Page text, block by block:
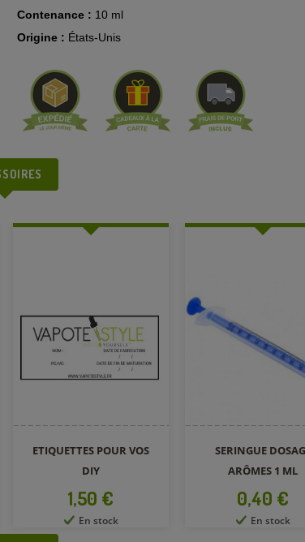
Contenance : 10 ml
Origine : États-Unis
ETIQUETTES POUR VOS
DIY
Prix
1,50 €
En stock
SERINGUE
ARÔMES 1 ML
Prix
0,40 €
En stock